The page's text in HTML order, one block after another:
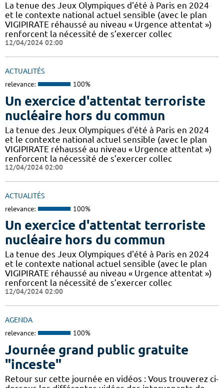
La tenue des Jeux Olympiques d'été à Paris en 2024
et le contexte national actuel sensible (avec le plan
VIGIPIRATE réhaussé au niveau « Urgence attentat »)
renforcent la nécessité de s’exercer collec
12/04/2024 02:00
ACTUALITÉS
relevance: 100%
Un exercice d'attentat terroriste
nucléaire hors du commun
La tenue des Jeux Olympiques d'été à Paris en 2024
et le contexte national actuel sensible (avec le plan
VIGIPIRATE réhaussé au niveau « Urgence attentat »)
renforcent la nécessité de s’exercer collec
12/04/2024 02:00
ACTUALITÉS
relevance: 100%
Un exercice d'attentat terroriste
nucléaire hors du commun
La tenue des Jeux Olympiques d'été à Paris en 2024
et le contexte national actuel sensible (avec le plan
VIGIPIRATE réhaussé au niveau « Urgence attentat »)
renforcent la nécessité de s’exercer collec
12/04/2024 02:00
AGENDA
relevance: 100%
Journée grand public gratuite
"inceste"
Retour sur cette journée en vidéos : Vous trouverez ci-